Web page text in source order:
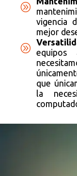
A
vigencia
mejor
A
que
la